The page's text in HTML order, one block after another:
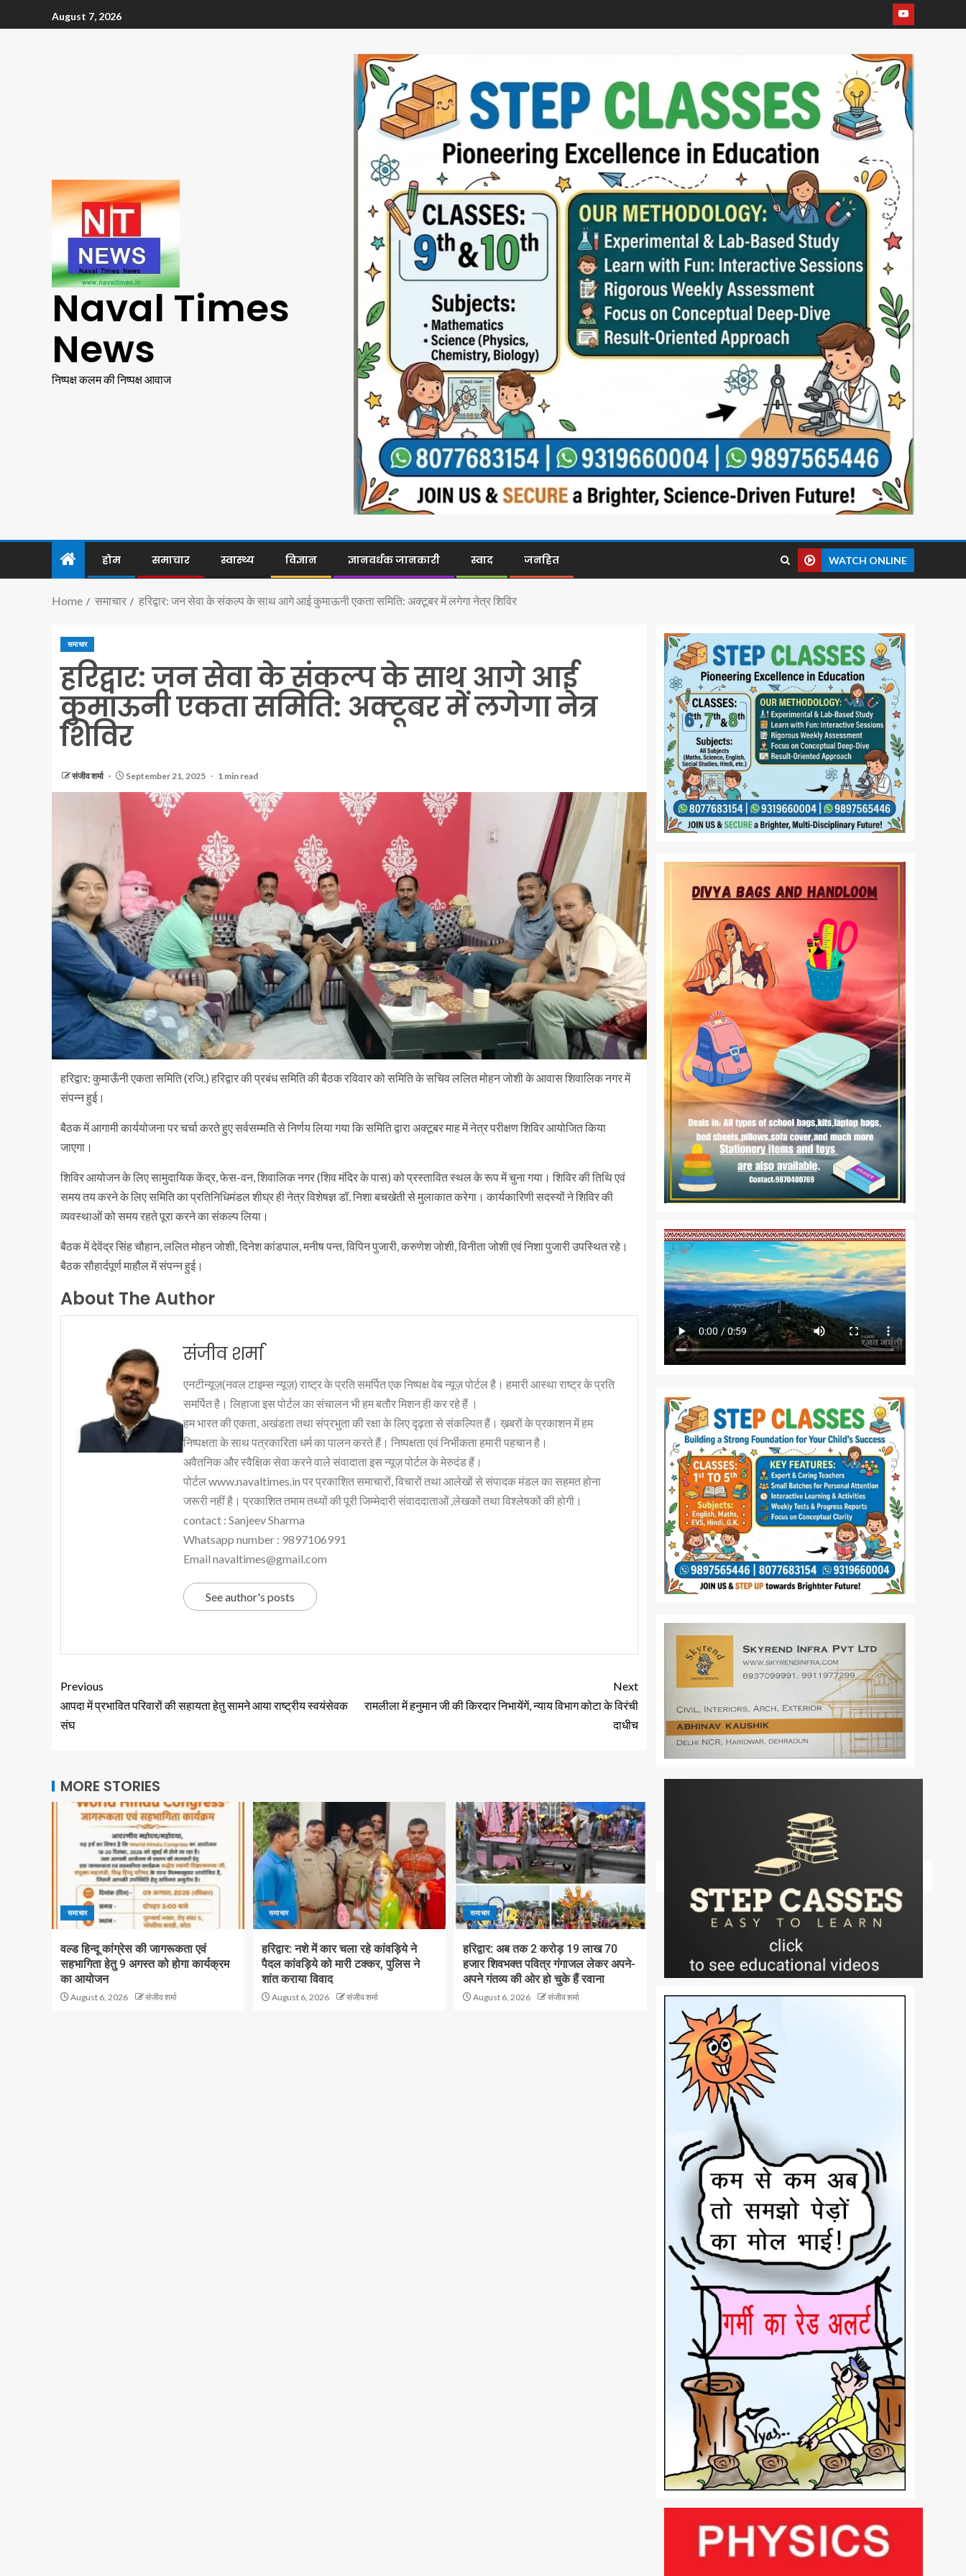
August 7, 2026
Naval Times
News
निष्पक्ष कलम की निष्पक्ष आवाज
होम समाचार स्वास्थ्य विज्ञान ज्ञानवर्धक जानकारी स्वाद जनहित WATCH ONLINE
Home समाचार हरिद्वार: जन सेवा के संकल्प के साथ आगे आई कुमाऊनी एकता समिति: अक्टूबर में लगेगा नेत्र शिविर
समाचार
हरिद्वार: जन सेवा के संकल्प के साथ आगे आई
कुमाऊनी एकता समिति: अक्टूबर में लगेगा नेत्र
शिविर
संजीव शर्मा September 21, 2025 1 min read
हरिद्वार: कुमाऊँनी एकता समिति (रजि.) हरिद्वार की प्रबंध समिति की बैठक रविवार को समिति के सचिव ललित मोहन जोशी के आवास शिवालिक नगर में
संपन्न हुई।
बैठक में आगामी कार्ययोजना पर चर्चा करते हुए सर्वसम्मति से निर्णय लिया गया कि समिति द्वारा अक्टूबर माह में नेत्र परीक्षण शिविर आयोजित किया
जाएगा।
शिविर आयोजन के लिए सामुदायिक केंद्र, फेस-वन, शिवालिक नगर (शिव मंदिर के पास) को प्रस्तावित स्थल के रूप में चुना गया। शिविर की तिथि एवं
समय तय करने के लिए समिति का प्रतिनिधिमंडल शीघ्र ही नेत्र विशेषज्ञ डॉ. निशा बचखेती से मुलाकात करेगा। कार्यकारिणी सदस्यों ने शिविर की
व्यवस्थाओं को समय रहते पूरा करने का संकल्प लिया।
बैठक में देवेंद्र सिंह चौहान, ललित मोहन जोशी, दिनेश कांडपाल, मनीष पन्त, विपिन पुजारी, करुणेश जोशी, विनीता जोशी एवं निशा पुजारी उपस्थित रहे।
बैठक सौहार्दपूर्ण माहौल में संपन्न हुई।
About The Author
संजीव शर्मा
एनटीन्यूज़(नवल टाइम्स न्यूज़) राष्ट्र के प्रति समर्पित एक निष्पक्ष वेब न्यूज़ पोर्टल है। हमारी आस्था राष्ट्र के प्रति
समर्पित है। लिहाजा इस पोर्टल का संचालन भी हम बतौर मिशन ही कर रहे हैं ।
हम भारत की एकता, अखंडता तथा संप्रभुता की रक्षा के लिए दृढ़ता से संकल्पित हैं। ख़बरों के प्रकाशन में हम
निष्पक्षता के साथ पत्रकारिता धर्म का पालन करते हैं। निष्पक्षता एवं निर्भीकता हमारी पहचान है।
अवैतनिक और स्वैक्षिक सेवा करने वाले संवादाता इस न्यूज़ पोर्टल के मेरुदंड हैं।
पोर्टल www.navaltimes.in पर प्रकाशित समाचारों, विचारों तथा आलेखों से संपादक मंडल का सहमत होना
जरूरी नहीं है। प्रकाशित तमाम तथ्यों की पूरी जिम्मेदारी संवाददाताओं ,लेखकों तथा विश्लेषकों की होगी।
contact : Sanjeev Sharma
Whatsapp number : 9897106991
Email navaltimes@gmail.com
See author's posts
Previous
आपदा में प्रभावित परिवारों की सहायता हेतु सामने आया राष्ट्रीय स्वयंसेवक
संघ
Next
रामलीला में हनुमान जी की किरदार निभायेंगें, न्याय विभाग कोटा के विरंची
दाधीच
MORE STORIES
समाचार
वल्ड हिन्दू कांग्रेस की जागरूकता एवं
सहभागिता हेतु 9 अगस्त को होगा कार्यक्रम
का आयोजन
August 6, 2026 संजीव शर्मा
समाचार
हरिद्वार: नशे में कार चला रहे कांवड़िये ने
पैदल कांवड़िये को मारी टक्कर, पुलिस ने
शांत कराया विवाद
August 6, 2026 संजीव शर्मा
समाचार
हरिद्वार: अब तक 2 करोड़ 19 लाख 70
हजार शिवभक्त पवित्र गंगाजल लेकर अपने-
अपने गंतव्य की ओर हो चुके हैं रवाना
August 6, 2026 संजीव शर्मा